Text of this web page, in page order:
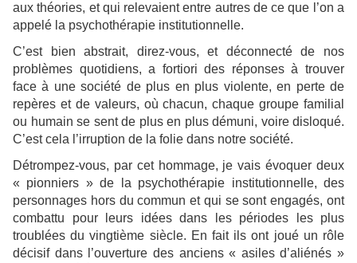
aux théories, et qui relevaient entre autres de ce que l’on a
appelé la psychothérapie institutionnelle.
C’est bien abstrait, direz-vous, et déconnecté de nos
problèmes quotidiens, a fortiori des réponses à trouver
face à une société de plus en plus violente, en perte de
repères et de valeurs, où chacun, chaque groupe familial
ou humain se sent de plus en plus démuni, voire disloqué.
C’est cela l’irruption de la folie dans notre société.
Détrompez-vous, par cet hommage, je vais évoquer deux
« pionniers » de la psychothérapie institutionnelle, des
personnages hors du commun et qui se sont engagés, ont
combattu pour leurs idées dans les périodes les plus
troublées du vingtième siècle. En fait ils ont joué un rôle
décisif dans l’ouverture des anciens « asiles d’aliénés »